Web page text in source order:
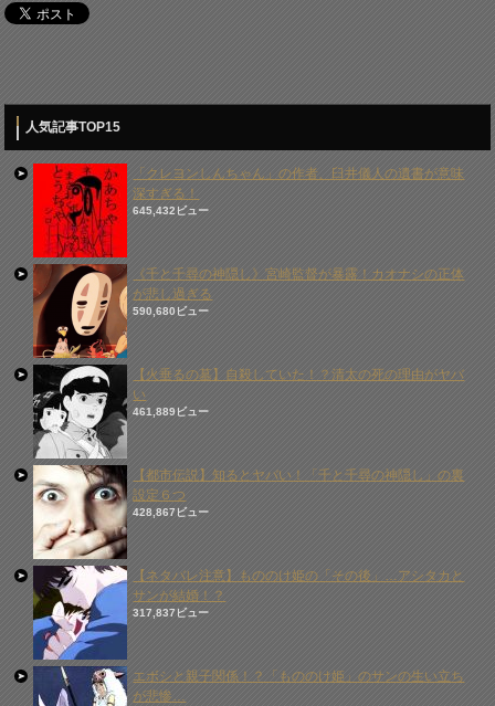
人気記事TOP15
「クレヨンしんちゃん」の作者、臼井儀人の遺書が意味
深すぎる！
645,432ビュー
《千と千尋の神隠し》宮崎監督が暴露！カオナシの正体
が悲し過ぎる
590,680ビュー
【火垂るの墓】自殺していた！？清太の死の理由がヤバ
い
461,889ビュー
【都市伝説】知るとヤバい！「千と千尋の神隠し」の裏
設定６つ
428,867ビュー
【ネタバレ注意】もののけ姫の「その後」…アシタカと
サンが結婚！？
317,837ビュー
エボシと親子関係！？「もののけ姫」のサンの生い立ち
が悲惨…